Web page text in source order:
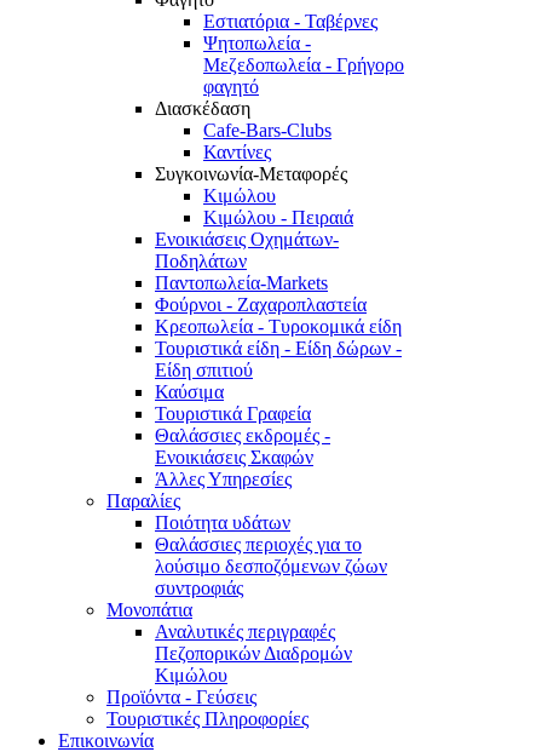
Εστιατόρια - Ταβέρνες
Ψητοπωλεία -
Μεζεδοπωλεία - Γρήγορο
φαγητό
Διασκέδαση
Cafe-Bars-Clubs
Καντίνες
Συγκοινωνία-Μεταφορές
Κιμώλου
Κιμώλου - Πειραιά
Ενοικιάσεις Οχημάτων-
Ποδηλάτων
Παντοπωλεία-Markets
Φούρνοι - Ζαχαροπλαστεία
Κρεοπωλεία - Τυροκομικά είδη
Τουριστικά είδη - Είδη δώρων -
Είδη σπιτιού
Καύσιμα
Τουριστικά Γραφεία
Θαλάσσιες εκδρομές -
Ενοικιάσεις Σκαφών
Άλλες Υπηρεσίες
Παραλίες
Ποιότητα υδάτων
Θαλάσσιες περιοχές για το
λούσιμο δεσποζόμενων ζώων
συντροφιάς
Μονοπάτια
Αναλυτικές περιγραφές
Πεζοπορικών Διαδρομών
Κιμώλου
Προϊόντα - Γεύσεις
Τουριστικές Πληροφορίες
Επικοινωνία